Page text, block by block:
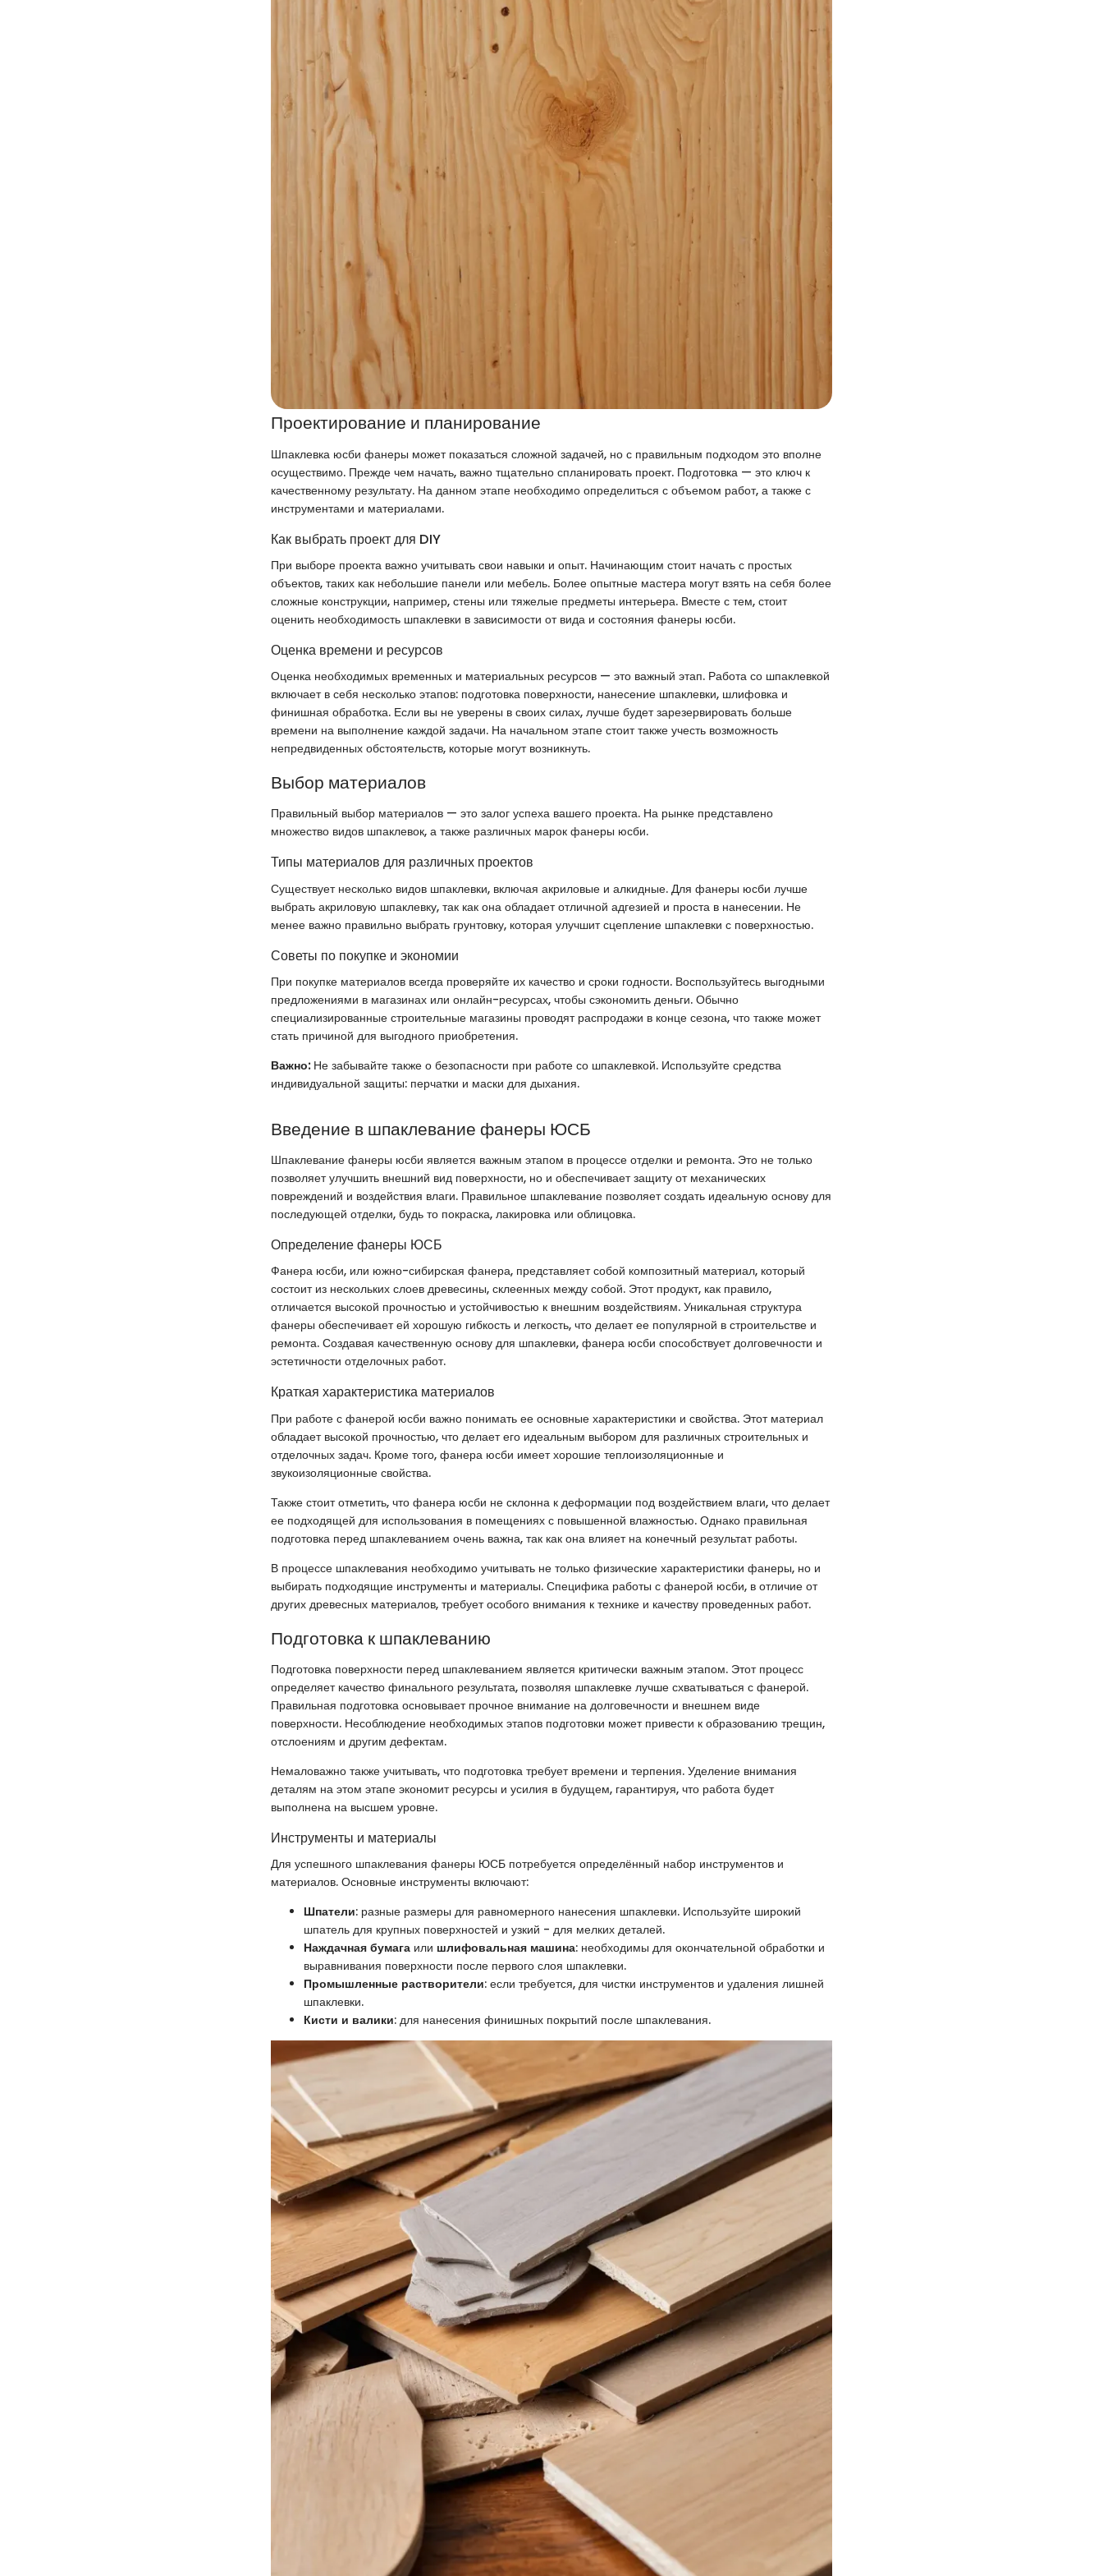
Проектирование и планирование
Шпаклевка юсби фанеры может показаться сложной задачей, но с правильным подходом это вполне
осуществимо. Прежде чем начать, важно тщательно спланировать проект. Подготовка — это ключ к
качественному результату. На данном этапе необходимо определиться с объемом работ, а также с
инструментами и материалами.
Как выбрать проект для DIY
При выборе проекта важно учитывать свои навыки и опыт. Начинающим стоит начать с простых
объектов, таких как небольшие панели или мебель. Более опытные мастера могут взять на себя более
сложные конструкции, например, стены или тяжелые предметы интерьера. Вместе с тем, стоит
оценить необходимость шпаклевки в зависимости от вида и состояния фанеры юсби.
Оценка времени и ресурсов
Оценка необходимых временных и материальных ресурсов — это важный этап. Работа со шпаклевкой
включает в себя несколько этапов: подготовка поверхности, нанесение шпаклевки, шлифовка и
финишная обработка. Если вы не уверены в своих силах, лучше будет зарезервировать больше
времени на выполнение каждой задачи. На начальном этапе стоит также учесть возможность
непредвиденных обстоятельств, которые могут возникнуть.
Выбор материалов
Правильный выбор материалов — это залог успеха вашего проекта. На рынке представлено
множество видов шпаклевок, а также различных марок фанеры юсби.
Типы материалов для различных проектов
Существует несколько видов шпаклевки, включая акриловые и алкидные. Для фанеры юсби лучше
выбрать акриловую шпаклевку, так как она обладает отличной адгезией и проста в нанесении. Не
менее важно правильно выбрать грунтовку, которая улучшит сцепление шпаклевки с поверхностью.
Советы по покупке и экономии
При покупке материалов всегда проверяйте их качество и сроки годности. Воспользуйтесь выгодными
предложениями в магазинах или онлайн-ресурсах, чтобы сэкономить деньги. Обычно
специализированные строительные магазины проводят распродажи в конце сезона, что также может
стать причиной для выгодного приобретения.
Важно:Не забывайте также о безопасности при работе со шпаклевкой. Используйте средства
индивидуальной защиты: перчатки и маски для дыхания.
Введение в шпаклевание фанеры ЮСБ
Шпаклевание фанеры юсби является важным этапом в процессе отделки и ремонта. Это не только
позволяет улучшить внешний вид поверхности, но и обеспечивает защиту от механических
повреждений и воздействия влаги. Правильное шпаклевание позволяет создать идеальную основу для
последующей отделки, будь то покраска, лакировка или облицовка.
Определение фанеры ЮСБ
Фанера юсби, или южно-сибирская фанера, представляет собой композитный материал, который
состоит из нескольких слоев древесины, склеенных между собой. Этот продукт, как правило,
отличается высокой прочностью и устойчивостью к внешним воздействиям. Уникальная структура
фанеры обеспечивает ей хорошую гибкость и легкость, что делает ее популярной в строительстве и
ремонта. Создавая качественную основу для шпаклевки, фанера юсби способствует долговечности и
эстетичности отделочных работ.
Краткая характеристика материалов
При работе с фанерой юсби важно понимать ее основные характеристики и свойства. Этот материал
обладает высокой прочностью, что делает его идеальным выбором для различных строительных и
отделочных задач. Кроме того, фанера юсби имеет хорошие теплоизоляционные и
звукоизоляционные свойства.
Также стоит отметить, что фанера юсби не склонна к деформации под воздействием влаги, что делает
ее подходящей для использования в помещениях с повышенной влажностью. Однако правильная
подготовка перед шпаклеванием очень важна, так как она влияет на конечный результат работы.
В процессе шпаклевания необходимо учитывать не только физические характеристики фанеры, но и
выбирать подходящие инструменты и материалы. Специфика работы с фанерой юсби, в отличие от
других древесных материалов, требует особого внимания к технике и качеству проведенных работ.
Подготовка к шпаклеванию
Подготовка поверхности перед шпаклеванием является критически важным этапом. Этот процесс
определяет качество финального результата, позволяя шпаклевке лучше схватываться с фанерой.
Правильная подготовка основывает прочное внимание на долговечности и внешнем виде
поверхности. Несоблюдение необходимых этапов подготовки может привести к образованию трещин,
отслоениям и другим дефектам.
Немаловажно также учитывать, что подготовка требует времени и терпения. Уделение внимания
деталям на этом этапе экономит ресурсы и усилия в будущем, гарантируя, что работа будет
выполнена на высшем уровне.
Инструменты и материалы
Для успешного шпаклевания фанеры ЮСБ потребуется определённый набор инструментов и
материалов. Основные инструменты включают:
Шпатели: разные размеры для равномерного нанесения шпаклевки. Используйте широкий
шпатель для крупных поверхностей и узкий - для мелких деталей.
Наждачная бумага или шлифовальная машина: необходимы для окончательной обработки и
выравнивания поверхности после первого слоя шпаклевки.
Промышленные растворители: если требуется, для чистки инструментов и удаления лишней
шпаклевки.
Кисти и валики: для нанесения финишных покрытий после шпаклевания.